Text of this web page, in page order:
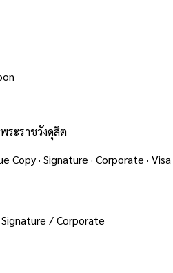
ระราชวังดุสิต
Copy · Signature · Corporate · Visa
/ Corporate